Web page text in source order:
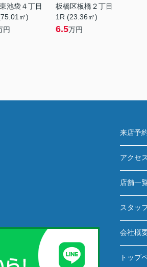
池袋４丁目
㎡)
円
板橋区板橋２丁目
1R (23.36㎡)
6.5万円
来店予
アクセ
店舗一
スタッ
会社概
トップ